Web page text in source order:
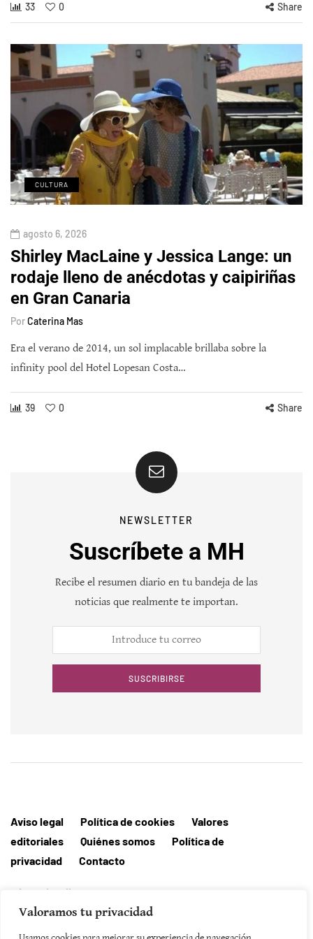
Valoramos tu privacidad
33 0 Share
CULTURA
agosto 6, 2026
Shirley MacLaine y Jessica Lange: un
rodaje lleno de anécdotas y caipiriñas
en Gran Canaria
PorCaterina Mas
Era el verano de 2014, un sol implacable brillaba sobre la
infinity pool del Hotel Lopesan Costa…
39 0 Share
NEWSLETTER
Suscríbete a MH
Recibe el resumen diario en tu bandeja de las
noticias que realmente te importan.
SUSCRIBIRSE
Aviso legal Política de cookies
Valores
editoriales
Quiénes somos
Política de
privacidad
Contacto
Editorial MallorcaHora